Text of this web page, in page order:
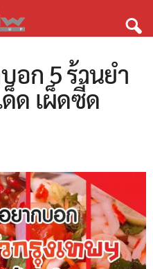
อก 5 ร้านยำ
ด เผ็ดซี้ด